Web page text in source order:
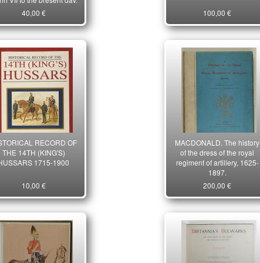
40,00 €
100,00 €
RECORD OF
THE 14TH (KING'S)
1715-1900
10,00 €
MACDONALD. The history
of the dress of the royal
regiment of artillery, 1625-
1897.
200,00 €